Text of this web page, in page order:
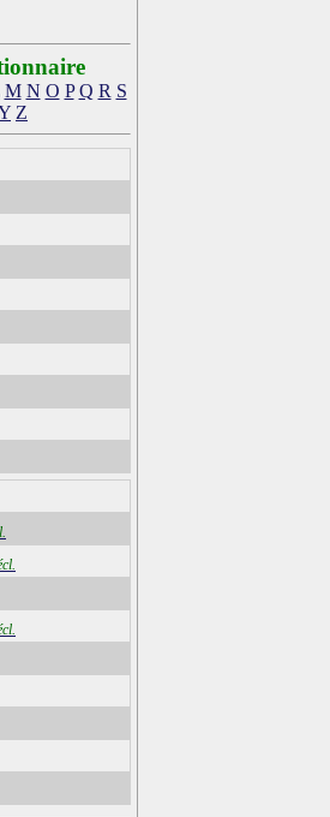
M N O P Q R S
Z